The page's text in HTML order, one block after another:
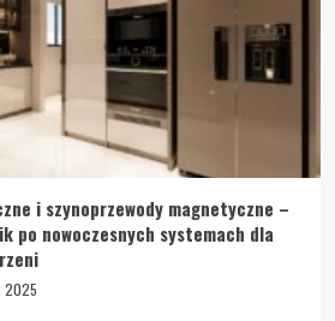
i szynoprzewody magnetyczne –
po nowoczesnych systemach dla
2025